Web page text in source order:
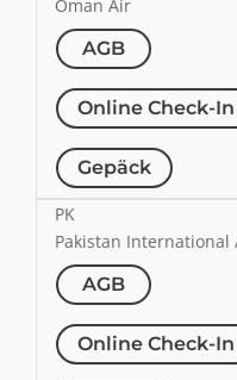
Oman Air
AGB
Online Check-In
Gepäck
PK
Pakistan International
AGB
Online Check-In